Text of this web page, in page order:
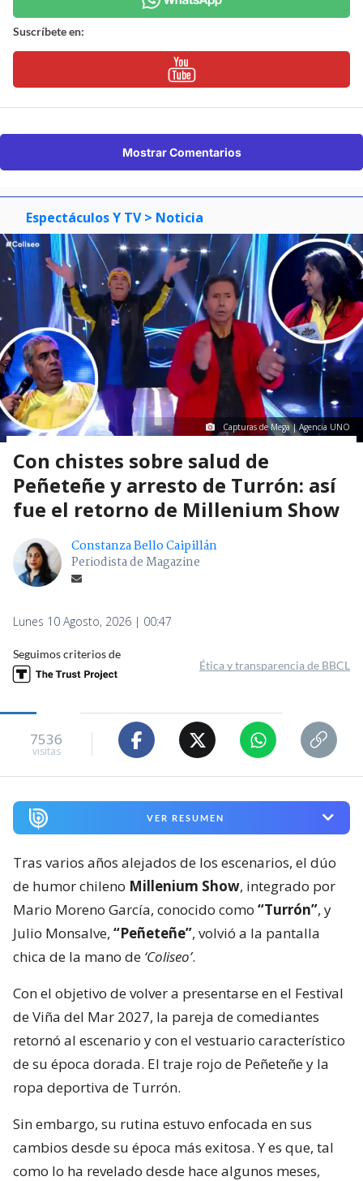
Suscríbete en:
Mostrar Comentarios
Espectáculos Y TV > Noticia
Capturas de Mega | Agencia UNO
Con chistes sobre salud de
Peñeteñe y arresto de Turrón: así
fue el retorno de Millenium Show
Constanza Bello Caipillán
Periodista de Magazine
Lunes 10 Agosto, 2026 | 00:47
Seguimos criterios de
Ética y transparencia de BBCL
7536
visitas
VER RESUMEN
Tras varios años alejados de los escenarios, el dúo
de humor chileno Millenium Show, integrado por
Mario Moreno García, conocido como “Turrón”, y
Julio Monsalve, “Peñeteñe”, volvió a la pantalla
chica de la mano de ‘Coliseo’.
Con el objetivo de volver a presentarse en el Festival
de Viña del Mar 2027, la pareja de comediantes
retornó al escenario y con el vestuario característico
de su época dorada. El traje rojo de Peñeteñe y la
ropa deportiva de Turrón.
Sin embargo, su rutina estuvo enfocada en sus
cambios desde su época más exitosa. Y es que, tal
como lo ha revelado desde hace algunos meses,